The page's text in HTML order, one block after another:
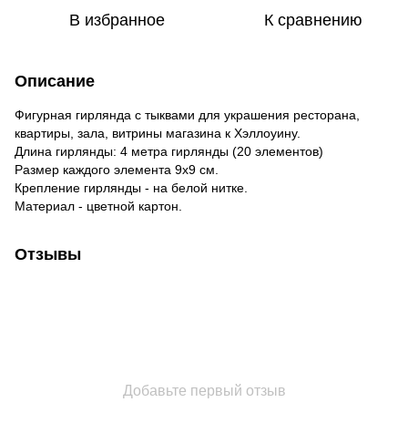
В избранное К сравнению
Описание
Фигурная гирлянда с тыквами для украшения ресторана,
квартиры, зала, витрины магазина к Хэллоуину.
Длина гирлянды: 4 метра гирлянды (20 элементов)
Размер каждого элемента 9х9 см.
Крепление гирлянды - на белой нитке.
Материал - цветной картон.
Отзывы
Добавьте первый отзыв